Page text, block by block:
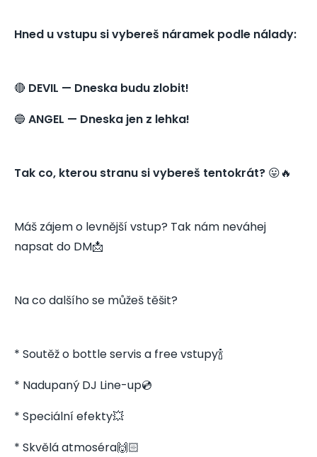
Hned u vstupu si vybereš náramek podle nálady:
🔴 DEVIL — Dneska budu zlobit!
🔵 ANGEL — Dneska jen z lehka!
Tak co, kterou stranu si vybereš tentokrát? 😛🔥
Máš zájem o levnější vstup? Tak nám neváhej
napsat do DM📩
Na co dalšího se můžeš těšit?
* Soutěž o bottle servis a free vstupy🍾
* Nadupaný DJ Line-up💿
* Speciální efekty💥
* Skvělá atmoséra🙌🏻